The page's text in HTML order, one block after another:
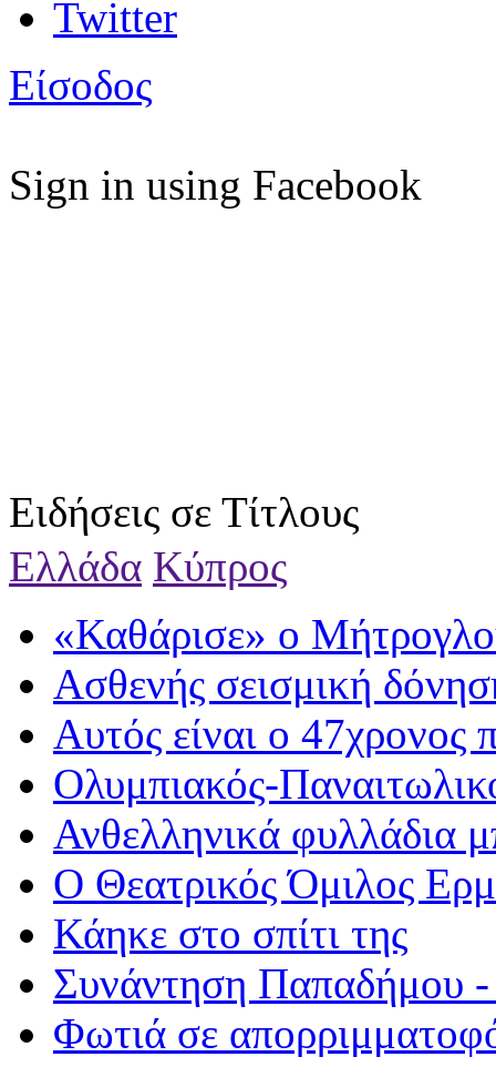
Είσοδος
Sign in using Facebook
Ειδήσεις σε Τίτλους
Ελλάδα Κύπρος
«Καθάρισε» ο
Ασθενής σεισμική
Αυτός είναι ο 47χρονος
Ολυμπιακός-
Ανθελληνικά φυλλάδια
Ο Θεατρικός Όμιλος
Κάηκε στο σπίτι της
Συνάντηση Παπαδήμου
Φωτιά σε